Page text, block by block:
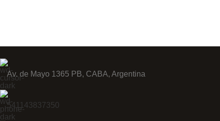
Av. de Mayo 1365 PB, CABA, Argentina
541143837350